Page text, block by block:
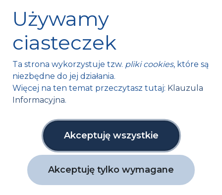
Mroczków 4a,
26-120 Bliżyn, Polska
tel. +48 41 254 12 66
fax. +48 41 254 11 95
info@fa1.pl
NIP: 6631761591
Używamy
ciasteczek
Ta strona wykorzystuje tzw. pliki cookies, które są
niezbędne do jej działania.
Więcej na ten temat przeczytasz tutaj: Klauzula
Informacyjna.
Akceptuję wszystkie
Akceptuję tylko wymagane